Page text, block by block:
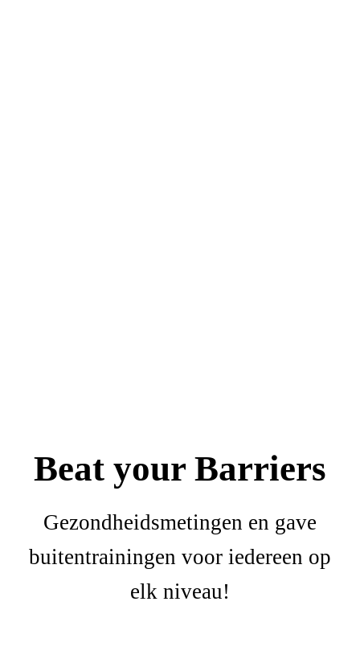
Beat your Barriers
Gezondheidsmetingen en gave
buitentrainingen voor iedereen op
elk niveau!